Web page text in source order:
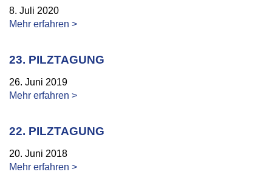
8. Juli 2020
Mehr erfahren >
23. PILZTAGUNG
26. Juni 2019
Mehr erfahren >
22. PILZTAGUNG
20. Juni 2018
Mehr erfahren >